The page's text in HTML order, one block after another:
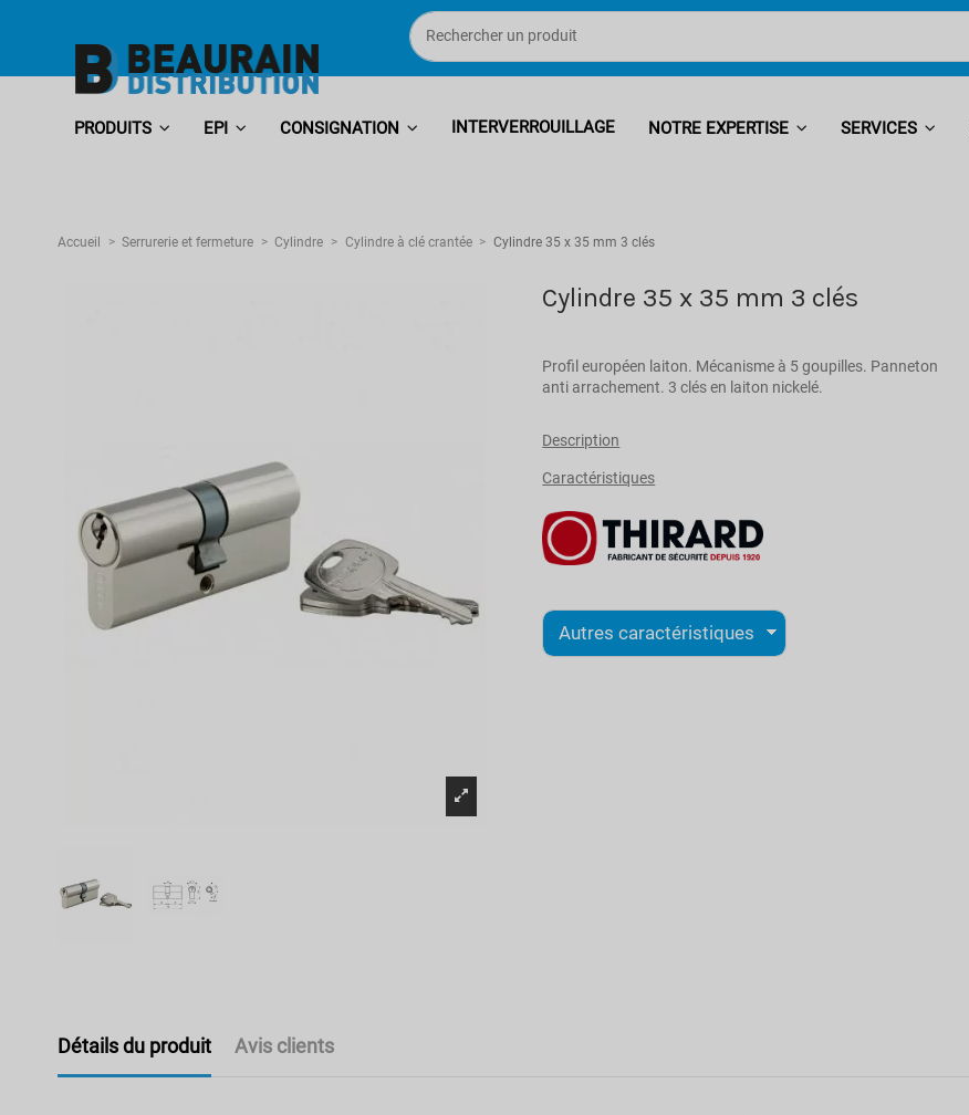
PRODUITS EPI CONSIGNATION INTERVERROUILLAGE NOTRE EXPERTISE SERVICES
Accueil Serrurerie et fermeture Cylindre Cylindre à clé crantée Cylindre 35 x 35 mm 3 clés
Cylindre 35 x 35 mm 3 clés
Profil européen laiton. Mécanisme à 5 goupilles. Panneton
anti arrachement. 3 clés en laiton nickelé.
Description
Caractéristiques
Détails du produit Avis clients